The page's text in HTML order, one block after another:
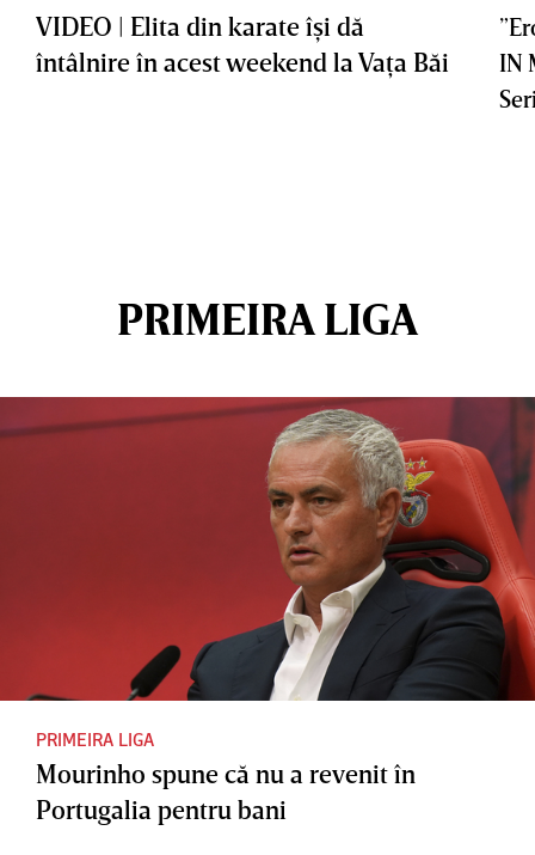
VIDEO | Elita din karate îşi dă
întâlnire în acest weekend la Vaţa Băi
IN
PRIMEIRA LIGA
PRIMEIRA LIGA
Mourinho spune că nu a revenit în
Portugalia pentru bani